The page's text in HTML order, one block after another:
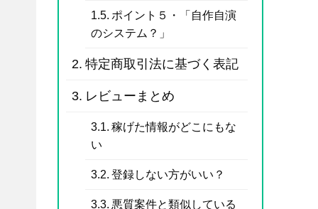
ポイント５・「自作自演
のシステム？」
特定商取引法に基づく表記
レビューまとめ
稼げた情報がどこにもな
い
登録しない方がいい？
悪質案件と類似している